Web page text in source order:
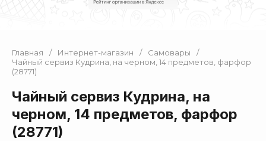
Главная / Интернет-магазин / Самовары
/
Чайный сервиз Кудрина, на черном, 14 предметов, фарфор
(28771)
Чайный сервиз Кудрина, на
черном, 14 предметов, фарфор
(28771)